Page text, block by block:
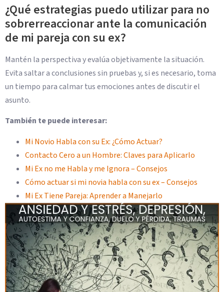
¿Qué estrategias puedo utilizar para no
sobrerreaccionar ante la comunicación
de mi pareja con su ex?
Mantén la perspectiva y evalúa objetivamente la situación.
Evita saltar a conclusiones sin pruebas y, si es necesario, toma
un tiempo para calmar tus emociones antes de discutir el
asunto.
También te puede interesar:
Mi Novio Habla con su Ex: ¿Cómo Actuar?
Contacto Cero a un Hombre: Claves para Aplicarlo
Mi Ex no me Habla y me Ignora – Consejos
Cómo actuar si mi novia habla con su ex – Consejos
Mi Ex Tiene Pareja: Aprender a Manejarlo